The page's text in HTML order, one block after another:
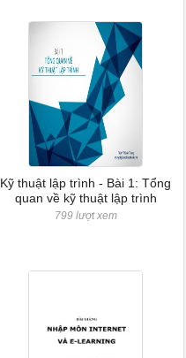
Kỹ thuật lập trình - Bài 1: Tổng
quan về kỹ thuật lập trình
799 lượt xem